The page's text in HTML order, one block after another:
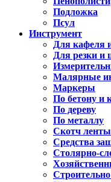
Подложка
Псул
Инструмент
Для кафеля
Для резки
Малярные
Маркеры
По бетону и
По дереву
По металлу
Скотч ленты
Средства
Столярно-